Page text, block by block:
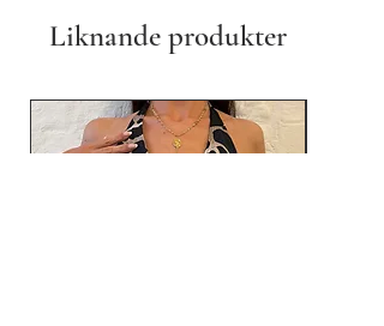
Liknande produkter